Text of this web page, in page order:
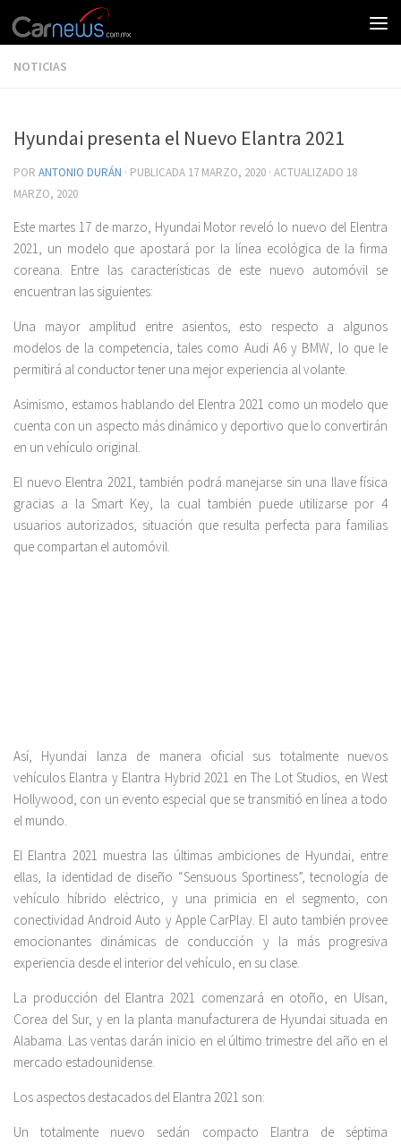
NOTICIAS
Hyundai presenta el Nuevo Elantra 2021
POR ANTONIO DURÁN · PUBLICADA 17 MARZO, 2020 · ACTUALIZADO 18
MARZO, 2020
Este martes 17 de marzo, Hyundai Motor reveló lo nuevo del Elentra
2021, un modelo que apostará por la línea ecológica de la firma
coreana. Entre las características de este nuevo automóvil se
encuentran las siguientes:
Una mayor amplitud entre asientos, esto respecto a algunos
modelos de la competencia, tales como Audi A6 y BMW, lo que le
permitirá al conductor tener una mejor experiencia al volante.
Asimismo, estamos hablando del Elentra 2021 como un modelo que
cuenta con un aspecto más dinámico y deportivo que lo convertirán
en un vehículo original.
El nuevo Elentra 2021, también podrá manejarse sin una llave física
gracias a la Smart Key, la cual también puede utilizarse por 4
usuarios autorizados, situación que resulta perfecta para familias
que compartan el automóvil.
Así, Hyundai lanza de manera oficial sus totalmente nuevos
vehículos Elantra y Elantra Hybrid 2021 en The Lot Studios, en West
Hollywood, con un evento especial que se transmitió en línea a todo
el mundo.
El Elantra 2021 muestra las últimas ambiciones de Hyundai, entre
ellas, la identidad de diseño “Sensuous Sportiness”, tecnología de
vehículo híbrido eléctrico, y una primicia en el segmento, con
conectividad Android Auto y Apple CarPlay. El auto también provee
emocionantes dinámicas de conducción y la más progresiva
experiencia desde el interior del vehículo, en su clase.
La producción del Elantra 2021 comenzará en otoño, en Ulsan,
Corea del Sur, y en la planta manufacturera de Hyundai situada en
Alabama. Las ventas darán inicio en el último trimestre del año en el
mercado estadounidense.
Los aspectos destacados del Elantra 2021 son:
Un totalmente nuevo sedán compacto Elantra de séptima